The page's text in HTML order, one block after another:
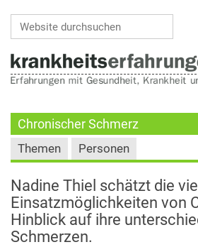
Chronischer Schmerz
Themen Personen
Nadine Thiel schätzt die
Einsatzmöglichkeiten von
Hinblick auf ihre
Schmerzen.